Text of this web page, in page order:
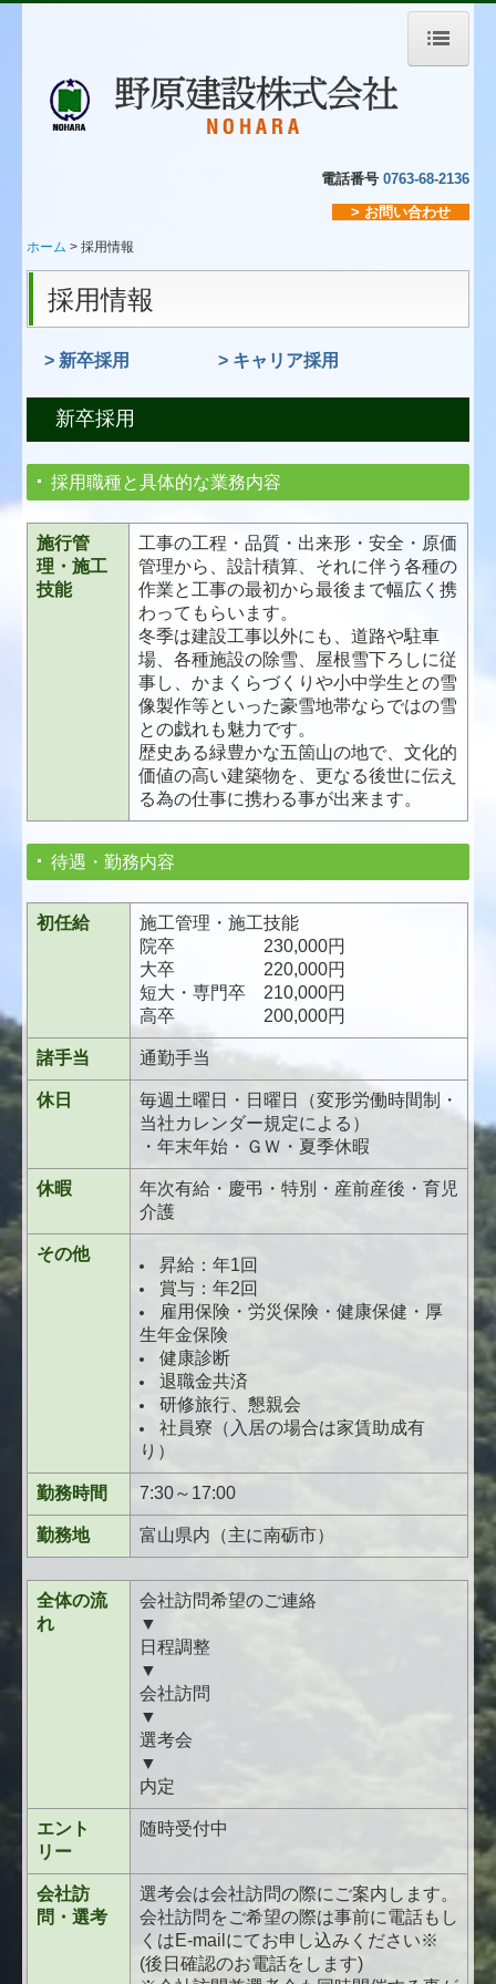
ホーム
会社案内
会社概要
施工実績
野原建設の取り組み
創業110周年特集
施工事例
現場の様子
茅プロジェクト
インターンシップ
企業説明会情報
エントリーシート
プライバシーポリシー
電話番号 0763-68-2136
> お問い合わせ
ホーム 採用情報
採用情報
> 新卒採用 > キャリア採用
新卒採用
採用職種と具体的な業務内容
施行管
理・施工
技能
工事の工程・品質・出来形・安全・原価
管理から、設計積算、それに伴う各種の
作業と工事の最初から最後まで幅広く携
わってもらいます。
冬季は建設工事以外にも、道路や駐車
場、各種施設の除雪、屋根雪下ろしに従
事し、かまくらづくりや小中学生との雪
像製作等といった豪雪地帯ならではの雪
との戯れも魅力です。
歴史ある緑豊かな五箇山の地で、文化的
価値の高い建築物を、更なる後世に伝え
る為の仕事に携わる事が出来ます。
待遇・勤務内容
初任給
施工管理・施工技能
院卒 230,000円
大卒 220,000円
短大・専門卒 210,000円
高卒 200,000円
諸手当 通勤手当
休日
毎週土曜日・日曜日（変形労働時間制・
当社カレンダー規定による）
・年末年始・ＧＷ・夏季休暇
休暇
年次有給・慶弔・特別・産前産後・育児
介護
その他
昇給：年1回
賞与：年2回
雇用保険・労災保険・健康保健・厚
生年金保険
健康診断
退職金共済
研修旅行、懇親会
社員寮（入居の場合は家賃助成有
り）
勤務時間 7:30～17:00
勤務地 富山県内（主に南砺市）
全体の流
れ
会社訪問希望のご連絡
▼
日程調整
▼
会社訪問
▼
選考会
▼
内定
エント
リー
随時受付中
会社訪
問・選考
選考会は会社訪問の際にご案内します。
会社訪問をご希望の際は事前に電話もし
くはE-mailにてお申し込みください※
(後日確認のお電話をします)